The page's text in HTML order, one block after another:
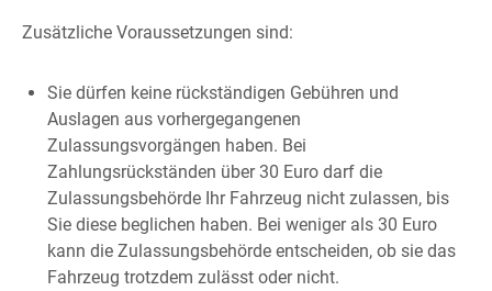
Zusätzliche Voraussetzungen sind:
Sie dürfen keine rückständigen Gebühren und
Auslagen aus vorhergegangenen
Zulassungsvorgängen haben. Bei
Zahlungsrückständen über 30 Euro darf die
Zulassungsbehörde Ihr Fahrzeug nicht zulassen, bis
Sie diese beglichen haben. Bei weniger als 30 Euro
kann die Zulassungsbehörde entscheiden, ob sie das
Fahrzeug trotzdem zulässt oder nicht.